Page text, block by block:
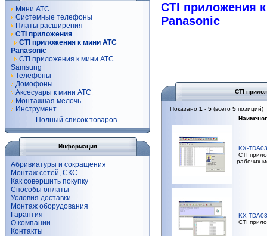
Мини АТС
Системные телефоны
Платы расширения
CTI приложения
CTI приложения к мини АТС
Panasonic
CTI приложения к мини АТС
Samsung
Телефоны
Домофоны
Аксесуары к мини АТС
Монтажная мелочь
Инструмент
Полный список товаров
Информация
Абривиатуры и сокращения
Монтаж сетей, СКС
Как совершить покупку
Способы оплаты
Условия доставки
Монтаж оборудования
Гарантия
О компании
Контакты
CTI приложения
Panasonic
CTI
Показано 1 - 5 (всего 5 позиций)
KX-
CTI
рабочих
KX-
CTI